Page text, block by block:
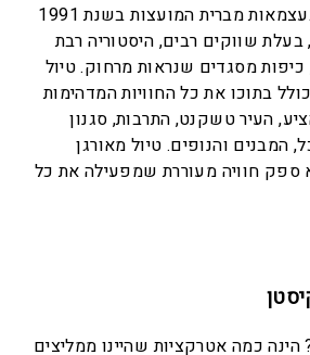
אוזבקיסטן שזכתה בעצמאות מברית המועצות בשנת 1991
שווקים רבים, היסטוריה רבת
כיפות מסגדים שנראות מרחוק. טיול
בתוכו את כל החוויות המדהימות
העיר טשקנט, התרבות, סגנון
המבנים והנופים. טיול מאורגן
ספק חוויה מעוררת שמפעילה את כל
הינה כמה אטרקציות שהיינו ממליצים